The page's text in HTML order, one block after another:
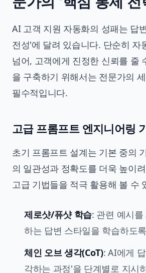
AI 고객 지원 자동화의 성패는 답
전성'에 달려 있습니다. 단순히 자
넘어, 고객에게 진정한 신뢰를 줄
을 구축하기 위해서는 전문가의
필수적입니다.
고급 프롬프트 엔지니어링
초기 프롬프트 설계는 기본 중의
의 일관성과 정확도를 더욱 높이
고급 기법들을 적극 활용해 볼 수
제로샷/퓨샷 학습: 관련 예시
하는 답변 스타일을 학습하도
체인 오브 생각(CoT): AI에게
각하는 과정'을 단계별로 지시